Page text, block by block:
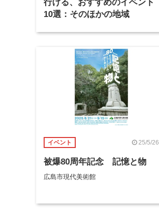
行ける、おすすめのイベント
10選：そのほかの地域
イベント 25/5/26
被爆80周年記念 記憶と物
広島市現代美術館